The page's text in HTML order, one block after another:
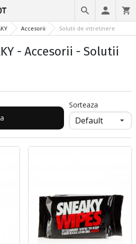
Accesorii Solutii de intretinere
- Accesorii - Solutii
Sorteaza